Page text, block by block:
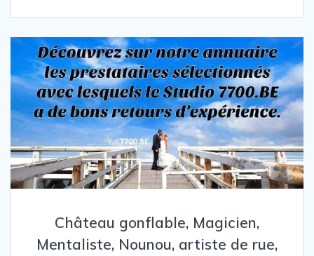
Château gonflable, Magicien,
Mentaliste, Nounou, artiste de rue,